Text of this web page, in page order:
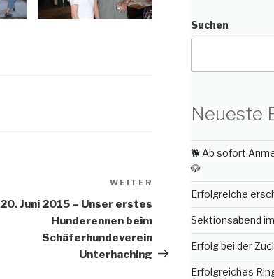
Nächster
Beitrag
WEITER
20. Juni 2015 – Unser erstes
Hunderennen beim
Schäferhundeverein
Unterhaching
Suchen
Neueste
🐕 Ab sofort
🐶
Erfolgreiche
Sektionsabend im
Erfolg bei der
Erfolgreiches